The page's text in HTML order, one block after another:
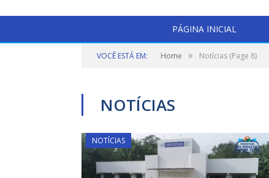
PÁGINA INICIAL
VOCÊ ESTÁ EM: Home » Notícias (Page 8)
NOTÍCIAS
NOTÍCIAS